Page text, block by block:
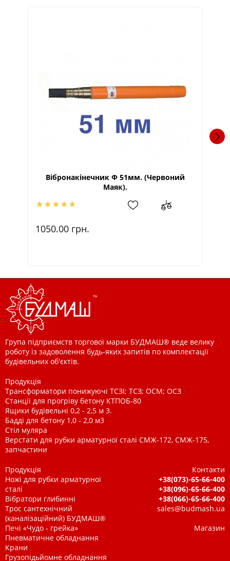
Вібронакінечник Ф 51мм. (Червоний
Маяк).
1050.00 грн.
Група підприємств торгової марки БУДМАШ® веде велику
роботу із задоволення будь-яких запитів по комплектації
будівельних об'єктів.
Продукція
Трансформатори понижуючі ТСЗІ; ТСЗ; ОСМ; ОСЗ
Станції для прогріву бетону КТПОБ-80
Ящики будівельні 0,2 - 2,5 м 3.
Бадді для бетону 1,0 - 2,0 м3
Стіл муляра
Верстати для рубки арматурної сталі СМЖ-172, СМЖ-175,
запчастини
Продукція
Ножі для рубки арматурної
сталі
Вібратори глибинні
Трос сантехнічний
(каналізаційний) БУДМАШ®
Печі «Чудо - грейка»
Пневматичне обладнання
Крани
Грузопідьйомне обладнання
Контакти
+38(073)-65-66-400
+38(096)-65-66-400
+38(066)-65-66-400
sales@budmash.ua
Магазин